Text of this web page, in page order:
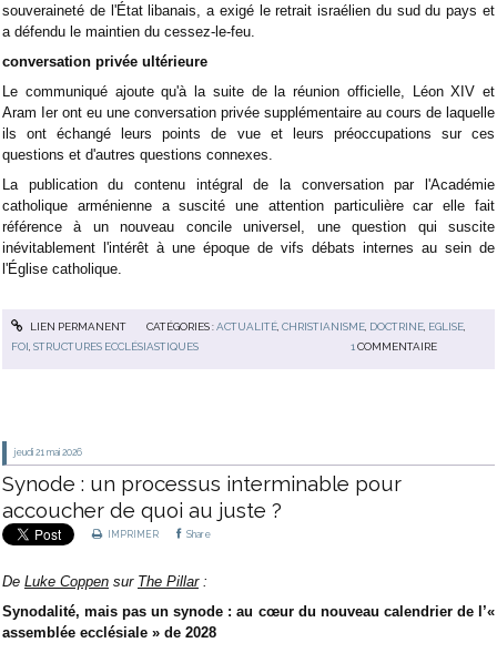
souveraineté de l'État libanais, a exigé le retrait israélien du sud du pays et
a défendu le maintien du cessez-le-feu.
conversation privée ultérieure
Le communiqué ajoute qu'à la suite de la réunion officielle, Léon XIV et
Aram Ier ont eu une conversation privée supplémentaire au cours de laquelle
ils ont échangé leurs points de vue et leurs préoccupations sur ces
questions et d'autres questions connexes.
La publication du contenu intégral de la conversation par l'Académie
catholique arménienne a suscité une attention particulière car elle fait
référence à un nouveau concile universel, une question qui suscite
inévitablement l'intérêt à une époque de vifs débats internes au sein de
l'Église catholique.
LIEN PERMANENT CATÉGORIES :ACTUALITÉ, CHRISTIANISME, DOCTRINE, EGLISE,
FOI,STRUCTURES ECCLÉSIASTIQUES 1 COMMENTAIRE
jeudi 21 mai 2026
Synode : un processus interminable pour
accoucher de quoi au juste ?
IMPRIMER Share
De Luke Coppen sur The Pillar:
Synodalité, mais pas un synode : au cœur du nouveau calendrier de l’«
assemblée ecclésiale » de 2028